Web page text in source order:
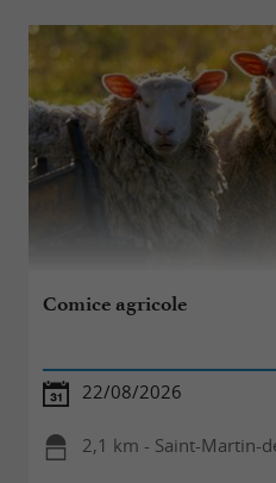
Comice agricole
22/08/2026
2,1 km - Saint-Martin-